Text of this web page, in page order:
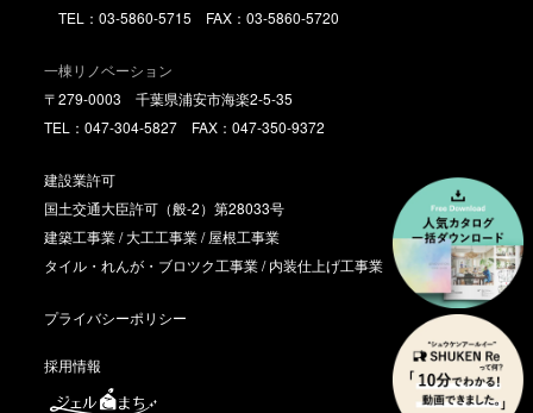
TEL：03-5860-5715 FAX：03-5860-5720
一棟リノベーション
〒279-0003 千葉県浦安市海楽2-5-35
TEL：047-304-5827 FAX：047-350-9372
建設業許可
国土交通大臣許可（般-2）第28033号
建築工事業 / 大工工事業 / 屋根工事業
タイル・れんが・ブロツク工事業 / 内装仕上げ工事業
プライバシーポリシー
採用情報